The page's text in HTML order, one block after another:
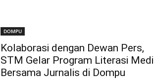
DOMPU
Kolaborasi dengan Dewan Pers,
STM Gelar Program Literasi
Bersama Jurnalis di Dompu